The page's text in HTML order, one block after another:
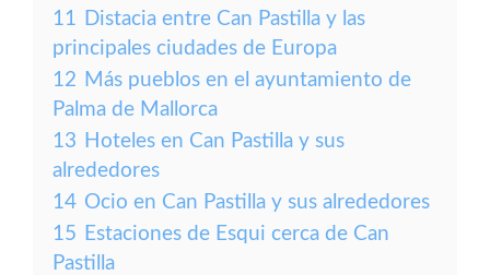
11 Distacia entre Can Pastilla y las
principales ciudades de Europa
12 Más pueblos en el ayuntamiento de
Palma de Mallorca
13 Hoteles en Can Pastilla y sus
alrededores
14 Ocio en Can Pastilla y sus alrededores
15 Estaciones de Esqui cerca de Can
Pastilla